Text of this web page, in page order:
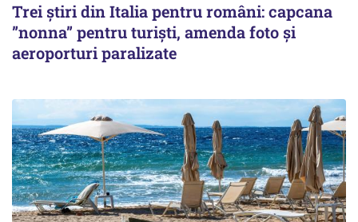
Trei știri din Italia pentru români: capcana
”nonna” pentru turiști, amenda foto și
aeroporturi paralizate